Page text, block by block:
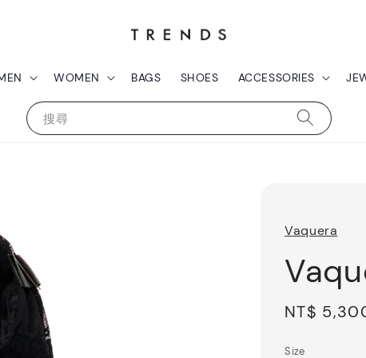
搜尋
WOMEN BAGS SHOES ACCESSORIES
Vaquera
Regular
NT$
Size